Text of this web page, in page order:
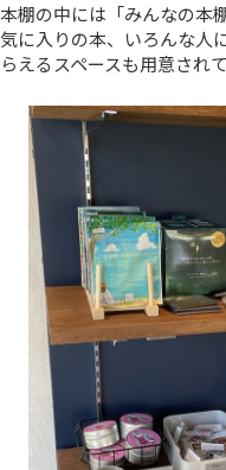
本棚の中には「みんなの本
気に入りの本、いろんな人
らえるスペースも用意され